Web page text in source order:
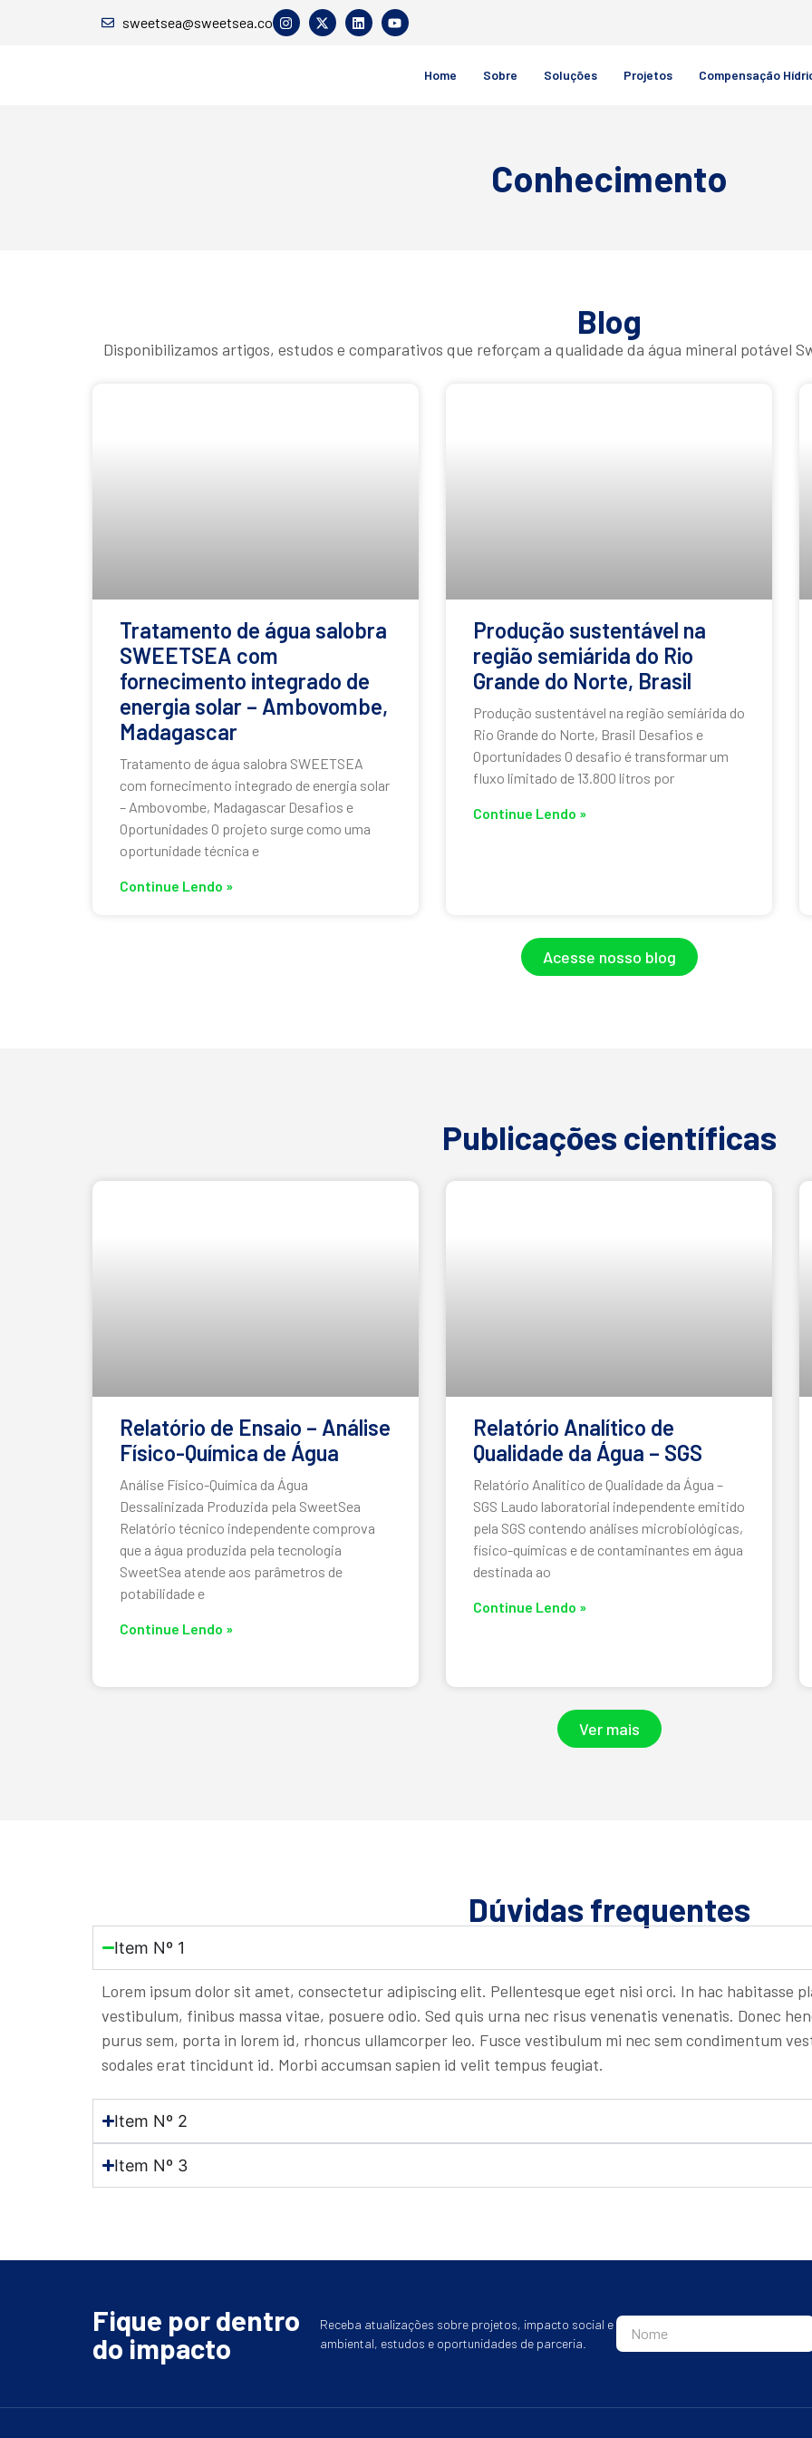
sweetsea@sweetsea.co
Home Sobre Soluções Projetos Compensação
Conhecimento
Blog
Disponibilizamos artigos, estudos e comparativos que reforçam a qualidade da água mineral potável
Tratamento de água salobra
SWEETSEA com
fornecimento integrado de
energia solar – Ambovombe,
Madagascar
Tratamento de água salobra SWEETSEA
com fornecimento integrado de energia solar
– Ambovombe, Madagascar Desafios e
Oportunidades O projeto surge como uma
oportunidade técnica e
Continue Lendo »
Produção sustentável na
região semiárida do Rio
Grande do Norte, Brasil
Produção sustentável na região semiárida do
Rio Grande do Norte, Brasil Desafios e
Oportunidades O desafio é transformar um
fluxo limitado de 13.800 litros por
Continue Lendo »
Acesse nosso blog
Publicações científicas
Relatório de Ensaio – Análise
Físico-Química de Água
Análise Físico-Química da Água
Dessalinizada Produzida pela SweetSea
Relatório técnico independente comprova
que a água produzida pela tecnologia
SweetSea atende aos parâmetros de
potabilidade e
Continue Lendo »
Relatório Analítico de
Qualidade da Água – SGS
Relatório Analítico de Qualidade da Água –
SGS Laudo laboratorial independente emitido
pela SGS contendo análises microbiológicas,
físico-químicas e de contaminantes em água
destinada ao
Continue Lendo »
Ver mais
Dúvidas frequentes
Item Nº 1
Lorem ipsum dolor sit amet, consectetur adipiscing elit. Pellentesque eget nisi orci. In hac habitasse
vestibulum, finibus massa vitae, posuere odio. Sed quis urna nec risus venenatis venenatis. Donec
purus sem, porta in lorem id, rhoncus ullamcorper leo. Fusce vestibulum mi nec sem condimentum
sodales erat tincidunt id. Morbi accumsan sapien id velit tempus feugiat.
Item Nº 2
Item Nº 3
Fique por dentro
do impacto
Receba atualizações sobre projetos, impacto social e
ambiental, estudos e oportunidades de parceria.